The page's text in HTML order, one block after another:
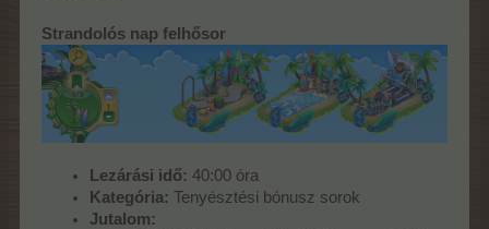
Strandolós nap felhősor
Lezárási idő: 40:00 óra
Kategória: Tenyésztési bónusz sorok
Jutalom: